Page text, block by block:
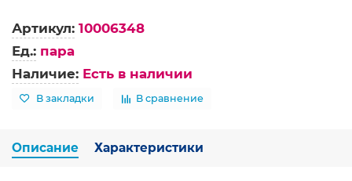
Артикул: 10006348
Ед.: пара
Наличие: Есть в наличии
В закладки В сравнение
Описание Характеристики